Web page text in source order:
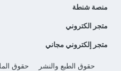
منصة شنطة
متجر الكتروني
متجر إلكتروني مجاني
حقوق الطبع والنشر حقوق